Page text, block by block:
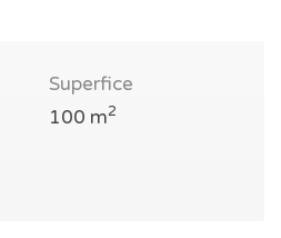
Superfice
100 m2